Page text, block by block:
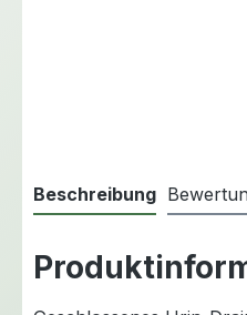
Beschreibung